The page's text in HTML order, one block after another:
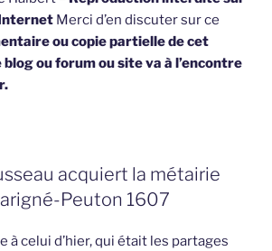
Merci d’en discuter sur ce
ou copie partielle de cet
ou forum ou site va à l’encontre
acquiert la métairie
Peuton 1607
à celui d’hier, qui était les partages